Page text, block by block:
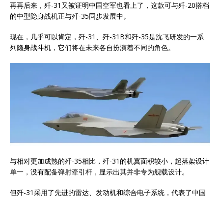
再再后来，歼-31又被证明中国空军也看上了，这款可与歼-20搭档
的中型隐身战机正与歼-35同步发展中。
现在，几乎可以肯定，歼-31、歼-31B和歼-35是沈飞研发的一系
列隐身战斗机，它们将在未来各自扮演着不同的角色。
与相对更加成熟的歼-35相比，歼-31的机翼面积较小，起落架设计
单一，没有配备弹射牵引杆，显示出其并非专为舰载设计。
但歼-31采用了先进的雷达、发动机和综合电子系统，代表了中国